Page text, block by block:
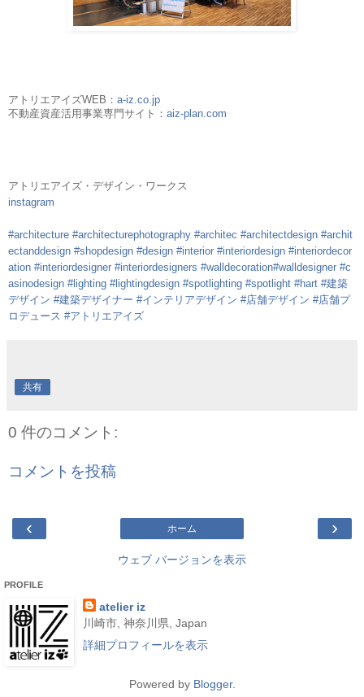
アトリエアイズWEB： a-iz.co.jp
不動産資産活用事業専門サイト： aiz-plan.com
アトリエアイズ・デザイン・ワークス
instagram
#architecture #architecturephotography #architec #architectdesign #archit
ectanddesign #shopdesign #design #interior #interiordesign #interiordecor
ation #interiordesigner #interiordesigners #walldecoration#walldesigner #c
asinodesign #lighting #lightingdesign #spotlighting #spotlight #hart #建築
デザイン #建築デザイナー #インテリアデザイン #店舗デザイン #店舗プ
ロデュース #アトリエアイズ
共有
0 件のコメント:
コメントを投稿
‹ ›
ホーム
ウェブ バージョンを表示
PROFILE
atelier iz
川崎市, 神奈川県, Japan
詳細プロフィールを表示
Powered by Blogger.